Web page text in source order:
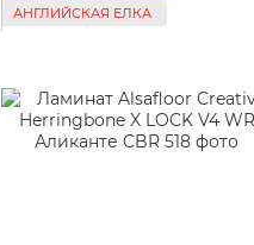
АНГЛИЙСКАЯ ЕЛКА